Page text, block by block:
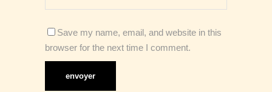
Save my name, email, and website in this
browser for the next time I comment.